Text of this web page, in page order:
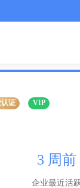
证 VIP
3 周前
企业最近活